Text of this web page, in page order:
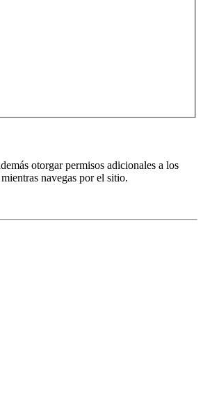
otorgar permisos adicionales a los
navegas por el sitio.